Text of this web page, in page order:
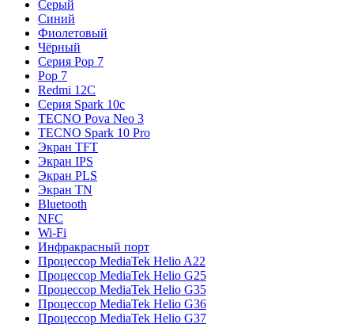
Серый
Синий
Фиолетовый
Чёрный
Серия Pop 7
Pop 7
Redmi 12C
Серия Spark 10c
TECNO Pova Neo 3
TECNO Spark 10 Pro
Экран TFT
Экран IPS
Экран PLS
Экран TN
Bluetooth
NFC
Wi-Fi
Инфракрасный порт
Процессор MediaTek Helio A22
Процессор MediaTek Helio G25
Процессор MediaTek Helio G35
Процессор MediaTek Helio G36
Процессор MediaTek Helio G37